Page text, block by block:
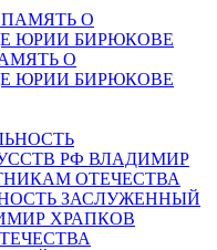
О
ЮРИИ БИРЮКОВЕ
ЗАСЛУЖЕННЫЙ
ХРАПКОВ